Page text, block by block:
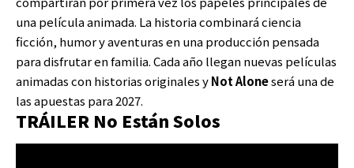
una película animada. La historia combinará ciencia
ficción, humor y aventuras en una producción pensada
para disfrutar en familia. Cada año llegan nuevas películas
animadas con historias originales yNot Aloneserá una de
las apuestas para 2027.
TRÁILER No Están Solos